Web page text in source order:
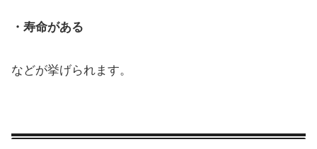
・寿命がある
などが挙げられます。